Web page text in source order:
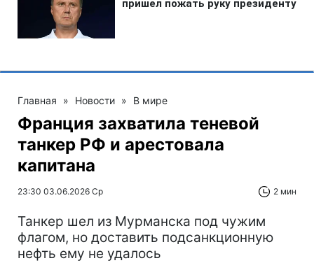
Главная » Новости » В мире
Франция захватила теневой
танкер РФ и арестовала
капитана
23:30 03.06.2026 Ср 2 мин
Танкер шел из Мурманска под чужим
флагом, но доставить подсанкционную
нефть ему не удалось